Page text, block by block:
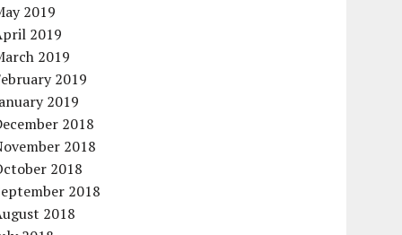
2019
2019
2019
2019
2019
2018
2018
2018
2018
2018